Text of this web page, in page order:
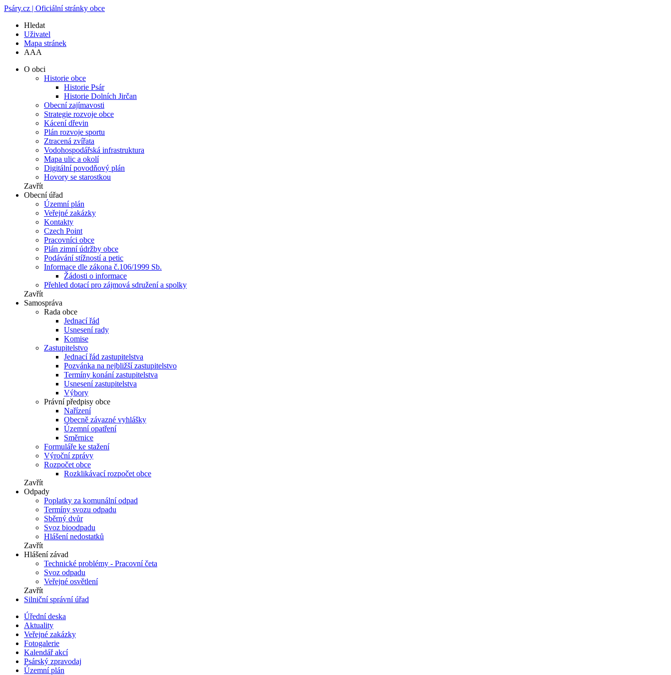
Psáry.cz | Oficiální stránky obce
Hledat
Uživatel
Mapa stránek
AAA
O obci
Historie obce
Historie Psár
Historie Dolních Jirčan
Obecní zajímavosti
Strategie rozvoje obce
Kácení dřevin
Plán rozvoje sportu
Ztracená zvířata
Vodohospodářská infrastruktura
Mapa ulic a okolí
Digitální povodňový plán
Hovory se starostkou
Zavřít
Obecní úřad
Územní plán
Veřejné zakázky
Kontakty
Czech Point
Pracovníci obce
Plán zimní údržby obce
Podávání stížností a petic
Informace dle zákona č.106/1999 Sb.
Žádosti o informace
Přehled dotací pro zájmová sdružení a spolky
Zavřít
Samospráva
Rada obce
Jednací řád
Usnesení rady
Komise
Zastupitelstvo
Jednací řád zastupitelstva
Pozvánka na nejbližší zastupitelstvo
Termíny konání zastupitelstva
Usnesení zastupitelstva
Výbory
Právní předpisy obce
Nařízení
Obecně závazné vyhlášky
Územní opatření
Směrnice
Formuláře ke stažení
Výroční zprávy
Rozpočet obce
Rozklikávací rozpočet obce
Zavřít
Odpady
Poplatky za komunální odpad
Termíny svozu odpadu
Sběrný dvůr
Svoz bioodpadu
Hlášení nedostatků
Zavřít
Hlášení závad
Technické problémy - Pracovní četa
Svoz odpadu
Veřejné osvětlení
Zavřít
Silniční správní úřad
Úřední deska
Aktuality
Veřejné zakázky
Fotogalerie
Kalendář akcí
Psárský zpravodaj
Územní plán